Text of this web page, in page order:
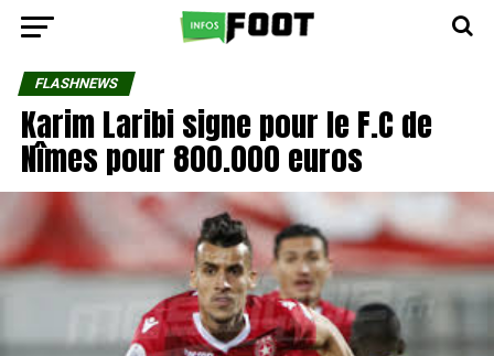
FLASHNEWS
Karim Laribi signe pour le F.C de
Nîmes pour 800.000 euros